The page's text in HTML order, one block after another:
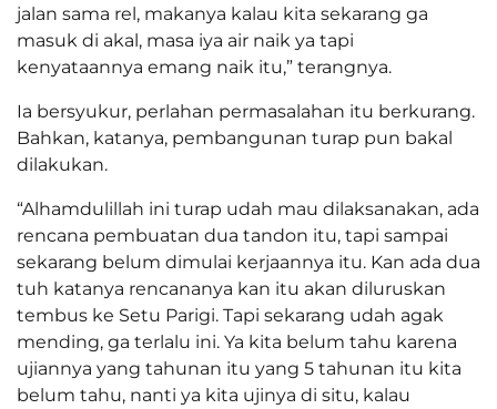
jalan sama rel, makanya kalau kita sekarang ga
masuk di akal, masa iya air naik ya tapi
kenyataannya emang naik itu,” terangnya.
Ia bersyukur, perlahan permasalahan itu berkurang.
Bahkan, katanya, pembangunan turap pun bakal
dilakukan.
“Alhamdulillah ini turap udah mau dilaksanakan, ada
rencana pembuatan dua tandon itu, tapi sampai
sekarang belum dimulai kerjaannya itu. Kan ada dua
tuh katanya rencananya kan itu akan diluruskan
tembus ke Setu Parigi. Tapi sekarang udah agak
mending, ga terlalu ini. Ya kita belum tahu karena
ujiannya yang tahunan itu yang 5 tahunan itu kita
belum tahu, nanti ya kita ujinya di situ, kalau